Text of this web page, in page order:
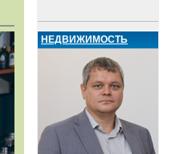
НЕДВИЖИМОСТЬ